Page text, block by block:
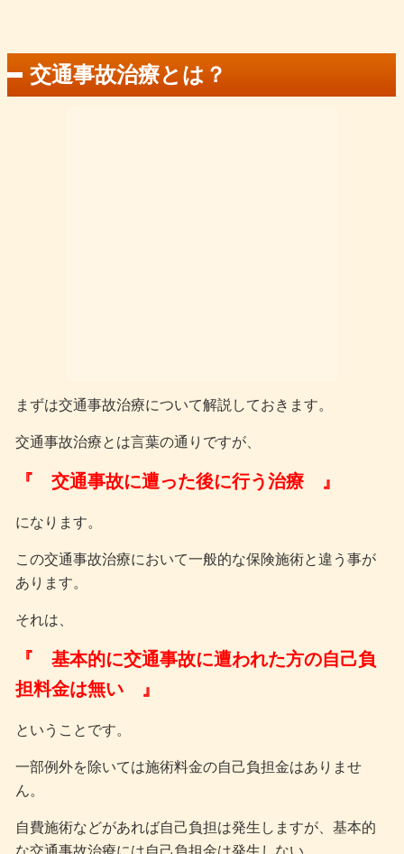
交通事故治療とは？
まずは交通事故治療について解説しておきます。
交通事故治療とは言葉の通りですが、
『 交通事故に遭った後に行う治療 』
になります。
この交通事故治療において一般的な保険施術と違う事が
あります。
それは、
『 基本的に交通事故に遭われた方の自己負
担料金は無い 』
ということです。
一部例外を除いては施術料金の自己負担金はありませ
ん。
自費施術などがあれば自己負担は発生しますが、基本的